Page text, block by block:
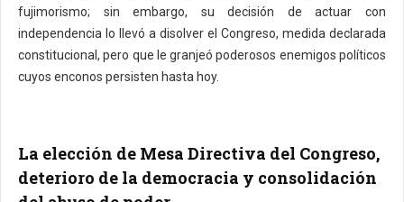
fujimorismo; sin embargo, su decisión de actuar con
independencia lo llevó a disolver el Congreso, medida declarada
constitucional, pero que le granjeó poderosos enemigos políticos
cuyos enconos persisten hasta hoy.
La elección de Mesa Directiva del Congreso,
deterioro de la democracia y consolidación